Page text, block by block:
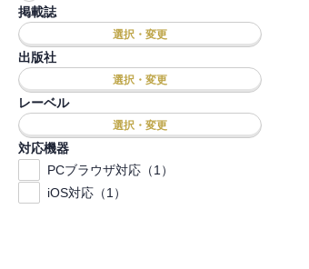
掲載誌
選択・変更
出版社
選択・変更
レーベル
選択・変更
対応機器
PCブラウザ対応（1）
iOS対応（1）